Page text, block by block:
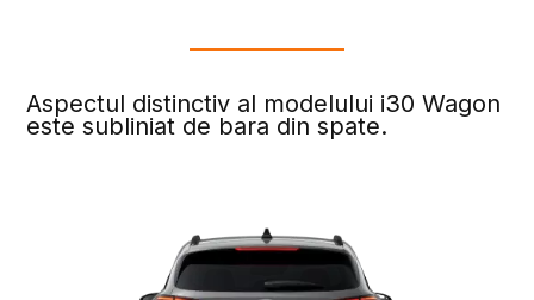
Aspectul distinctiv al modelului i30 Wagon
este subliniat de bara din spate.